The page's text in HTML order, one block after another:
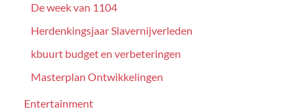
De week van 1104
Herdenkingsjaar Slavernijverleden
kbuurt budget en verbeteringen
Masterplan Ontwikkelingen
Entertainment